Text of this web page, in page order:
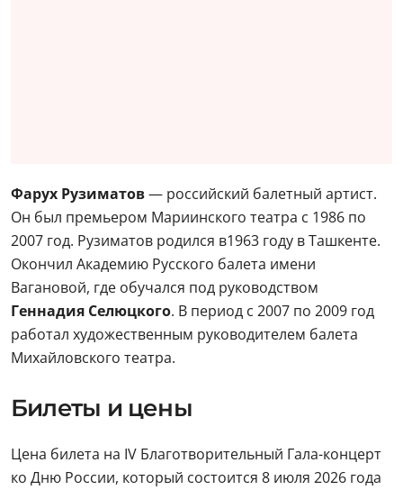
Фарух Рузиматов— российский балетный артист.
Он был премьером Мариинского театра с 1986 по
2007 год. Рузиматов родился в1963 году в Ташкенте.
Окончил Академию Русского балета имени
Вагановой, где обучался под руководством
Геннадия Селюцкого. В период с 2007 по 2009 год
работал художественным руководителем балета
Михайловского театра.
Билеты и цены
Цена билета на IV Благотворительный Гала-концерт
ко Дню России, который состоится 8 июля 2026 года